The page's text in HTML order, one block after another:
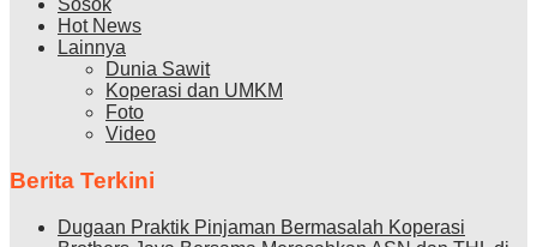
Sosok
Hot News
Lainnya
Dunia Sawit
Koperasi dan UMKM
Foto
Video
Berita Terkini
Dugaan Praktik Pinjaman Bermasalah Koperasi